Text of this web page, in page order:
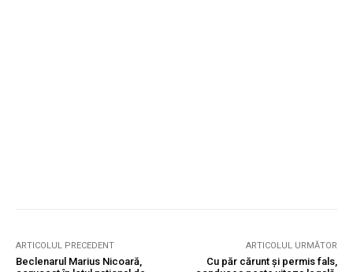
ARTICOLUL PRECEDENT
Beclenarul Marius Nicoară,
ARTICOLUL URMĂTOR
Cu păr cărunt și permis fals,